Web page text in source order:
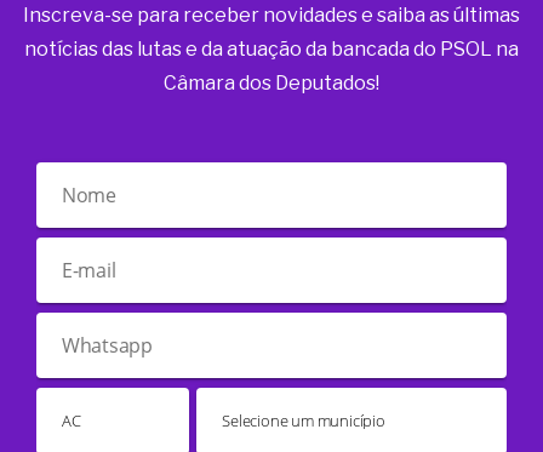
Inscreva-se para receber novidades e saiba as últimas
notícias das lutas e da atuação da bancada do PSOL na
Câmara dos Deputados!